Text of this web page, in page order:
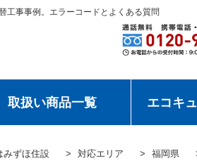
工事事例。エラーコードとよくある質問
取扱い商品一覧 エコキ
みずほ住設 対応エリア 福岡県